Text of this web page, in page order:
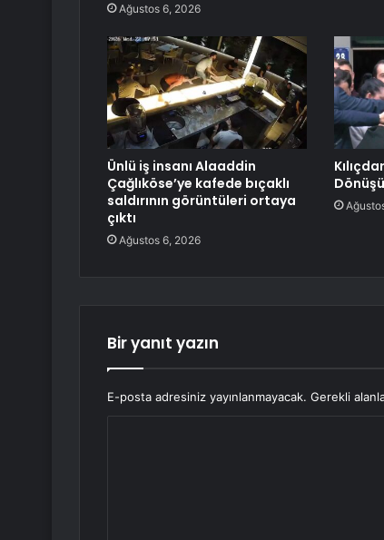
Ağustos 6, 2026
Ünlü iş insanı Alaaddin
Çağlıköse’ye kafede bıçaklı
saldırının görüntüleri ortaya
çıktı
Ağustos 6, 2026
Dönüşü
Bir yanıt yazın
E-posta adresiniz yayınlanmayacak. Gerekli